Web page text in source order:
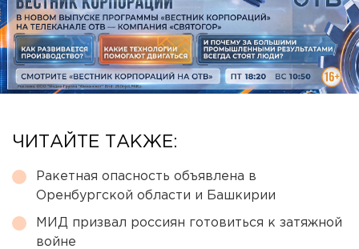
ЧИТАЙТЕ ТАКЖЕ:
Ракетная опасность объявлена в
Оренбургской области и Башкирии
МИД призвал россиян готовиться к затяжной
войне